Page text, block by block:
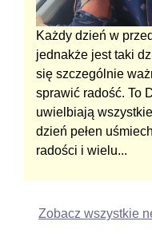
Każdy dzień w
jednakże jest taki
się szczególnie
sprawić radość. To
uwielbiają
dzień pełen
radości i wielu...
Zobacz wszystkie